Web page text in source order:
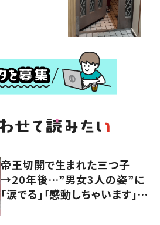
帝王切開で生まれた三つ子
→20年後…”男女3人の姿”に
「涙でる」「感動しちゃいます」